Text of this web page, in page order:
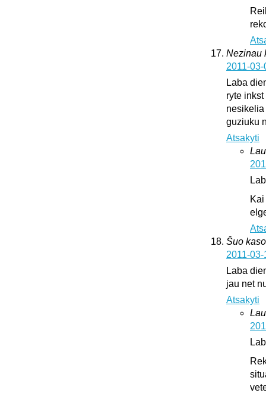
Nezinau
2011-
Laba
ryte
guziuku
Atsakyti
Šuo
2011-
Laba
jau net
Atsakyti